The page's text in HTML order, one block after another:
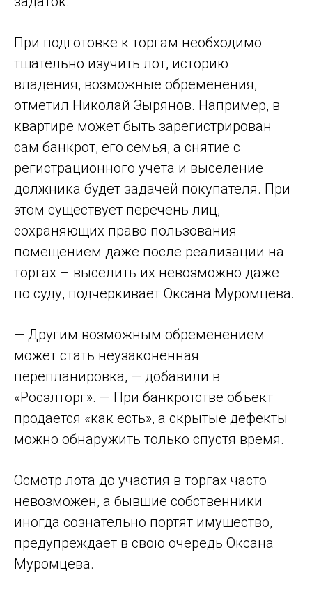
При подготовке к торгам необходимо
тщательно изучить лот, историю
владения, возможные обременения,
отметил Николай Зырянов. Например, в
квартире может быть зарегистрирован
сам банкрот, его семья, а снятие с
регистрационного учета и выселение
должника будет задачей покупателя. При
этом существует перечень лиц,
сохраняющих право пользования
помещением даже после реализации на
торгах – выселить их невозможно даже
по суду, подчеркивает Оксана Муромцева.
— Другим возможным обременением
может стать неузаконенная
перепланировка, — добавили в
«Росэлторг». — При банкротстве объект
продается «как есть», а скрытые дефекты
можно обнаружить только спустя время.
Осмотр лота до участия в торгах часто
невозможен, а бывшие собственники
иногда сознательно портят имущество,
предупреждает в свою очередь Оксана
Муромцева.